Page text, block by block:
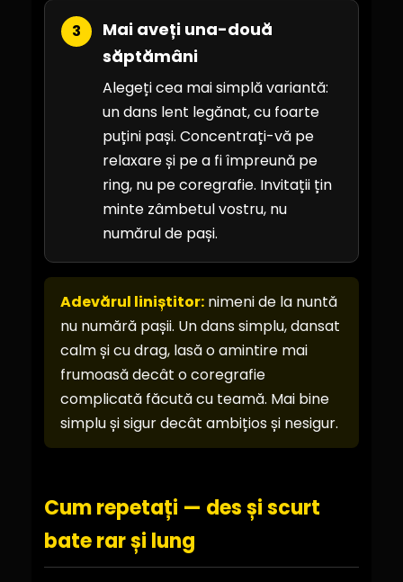
3
Mai aveți una-două
săptămâni
Alegeți cea mai simplă variantă:
un dans lent legănat, cu foarte
puțini pași. Concentrați-vă pe
relaxare și pe a fi împreună pe
ring, nu pe coregrafie. Invitații țin
minte zâmbetul vostru, nu
numărul de pași.
Adevărul liniștitor: nimeni de la nuntă
nu numără pașii. Un dans simplu, dansat
calm și cu drag, lasă o amintire mai
frumoasă decât o coregrafie
complicată făcută cu teamă. Mai bine
simplu și sigur decât ambițios și nesigur.
Cum repetați — des și scurt
bate rar și lung